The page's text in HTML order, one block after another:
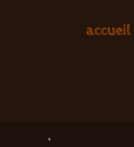
accueil